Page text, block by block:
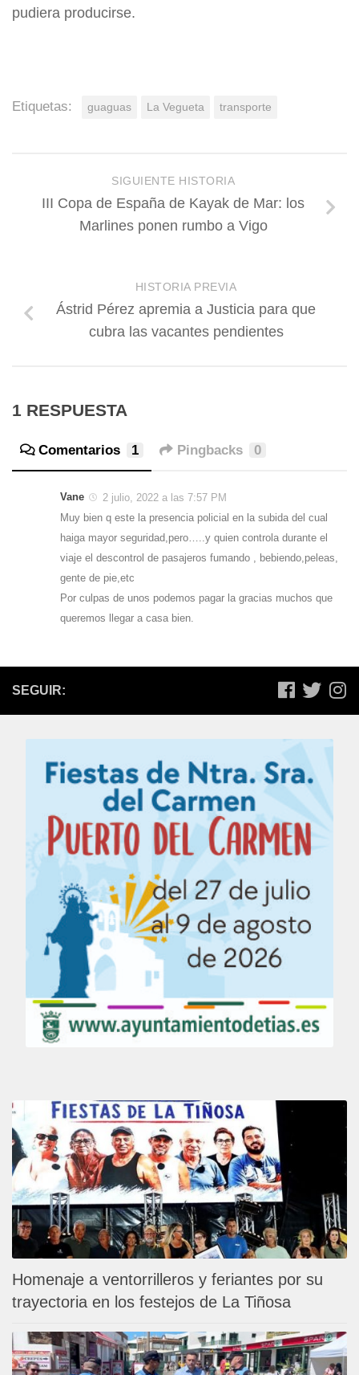
pudiera producirse.
Etiquetas: guaguas La Vegueta transporte
SIGUIENTE HISTORIA
III Copa de España de Kayak de Mar: los
Marlines ponen rumbo a Vigo
HISTORIA PREVIA
Ástrid Pérez apremia a Justicia para que
cubra las vacantes pendientes
1 RESPUESTA
Comentarios 1 Pingbacks 0
Vane
2 julio, 2022 a las 7:57 PM
Muy bien q este la presencia policial en la subida del cual
haiga mayor seguridad,pero…..y quien controla durante el
viaje el descontrol de pasajeros fumando , bebiendo,peleas,
gente de pie,etc
Por culpas de unos podemos pagar la gracias muchos que
queremos llegar a casa bien.
SEGUIR:
Homenaje a ventorrilleros y feriantes por su
trayectoria en los festejos de La Tiñosa